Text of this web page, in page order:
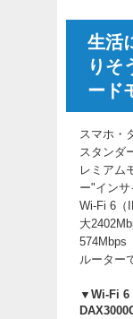
生活
りそ
ード
スマホ・
スタンダ
レミアム
ー"インサ
Wi-Fi 6（
大
574Mbps
ルーター
▼Wi-Fi 6